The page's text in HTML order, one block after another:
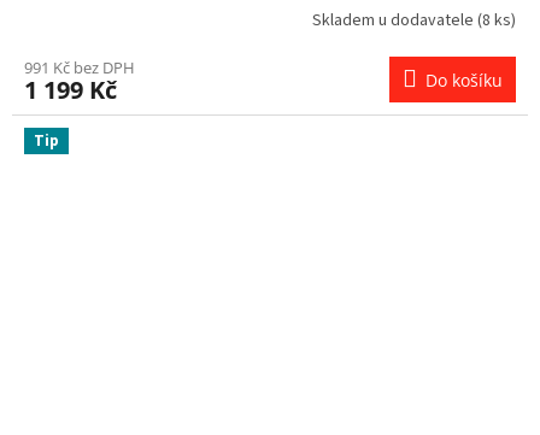
Skladem u dodavatele (8 ks)
991 Kč bez DPH
1 199 Kč Do košíku
Tip